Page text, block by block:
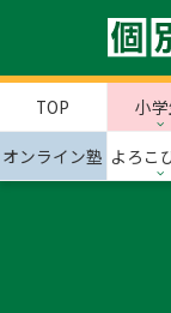
TOP 小学
オンライン塾 よろこ